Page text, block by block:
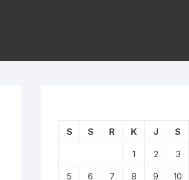
S S R K J S
1
2 3
5
6 7 8 9 10